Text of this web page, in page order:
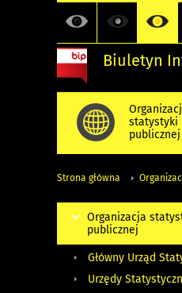
Biuletyn
statystyki
publicznej
Strona główna
Organizacja
publicznej
Główny Urząd
Urzędy